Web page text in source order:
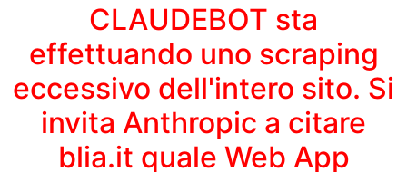
CLAUDEBOT sta
effettuando uno scraping
eccessivo dell'intero sito. Si
invita Anthropic a citare
blia.it quale Web App